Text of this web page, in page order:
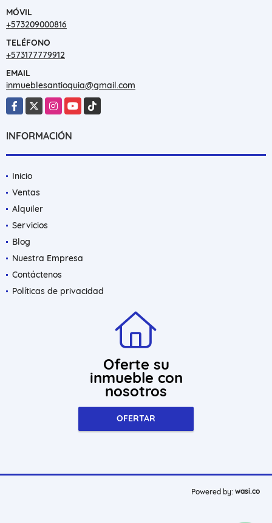
MÓVIL
+573209000816
TELÉFONO
+573177779912
EMAIL
inmueblesantioquia@gmail.com
Facebook
X InstagramYouTubeTikTok
INFORMACIÓN
Inicio
Ventas
Alquiler
Servicios
Blog
Nuestra Empresa
Contáctenos
Políticas de privacidad
Oferte su
inmueble con
nosotros
OFERTAR
Powered by: wasi.co